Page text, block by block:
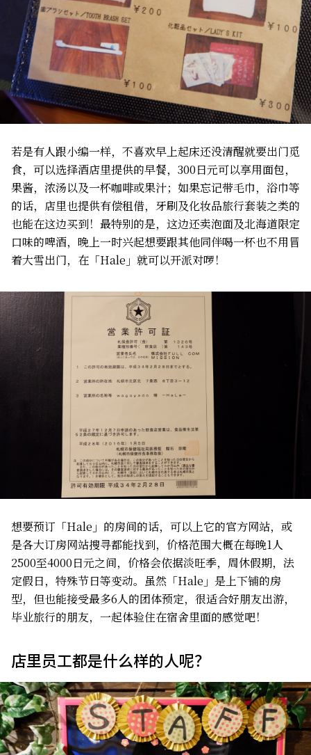
若是有人跟小编一样，不喜欢早上起床还没清醒就要出门觅
食，可以选择酒店里提供的早餐，300日元可以享用面包，
果酱，浓汤以及一杯咖啡或果汁；如果忘记带毛巾，浴巾等
的话，店里也提供有偿租借，牙刷及化妆品旅行套装之类的
也能在这边买到！最特别的是，这边还卖泡面及北海道限定
口味的啤酒，晚上一时兴起想要跟其他同伴喝一杯也不用冒
着大雪出门，在「Hale」就可以开派对啰！
想要预订「Hale」的房间的话，可以上它的官方网站，或
是各大订房网站搜寻都能找到，价格范围大概在每晚1人
2500至4000日元之间，价格会依据淡旺季，周休假期，法
定假日，特殊节日等变动。虽然「Hale」是上下铺的房
型，但也能接受最多6人的团体预定，很适合好朋友出游，
毕业旅行的朋友，一起体验住在宿舍里面的感觉吧！
店里员工都是什么样的人呢？